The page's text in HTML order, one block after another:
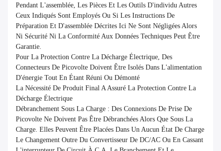
Pendant L'assemblée, Les Pièces Et Les Outils D'individu Autres
Ceux Indiqués Sont Employés Ou Si Les Instructions De
Préparation Et D'assemblée Décrites Ici Ne Sont Négligées Alors
Ni Sécurité Ni La Conformité Aux Données Techniques Peut Être
Garantie.
Pour La Protection Contre La Décharge Électrique, Des
Connecteurs De Picovolte Doivent Être Isolés Dans L'alimentation
D'énergie Tout En Étant Réuni Ou Démonté
La Nécessité De Produit Final A Assuré La Protection Contre La
Décharge Électrique
Débranchement Sous La Charge : Des Connexions De Prise De
Picovolte Ne Doivent Pas Être Débranchées Alors Que Sous La
Charge. Elles Peuvent Être Placées Dans Un Aucun État De Charge
Le Changement Outre Du Convertisseur De DC/AC Ou En Cassant